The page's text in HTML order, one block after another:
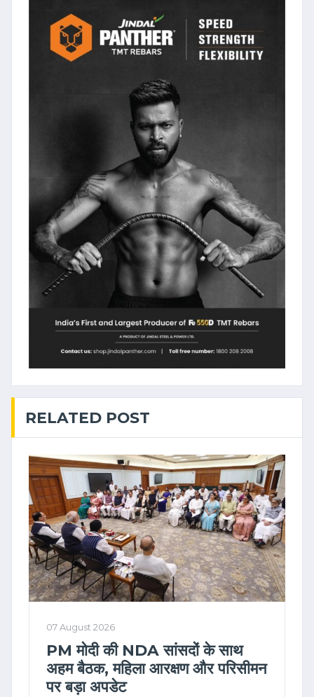
RELATED POST
07 August 2026
PM मोदी की NDA सांसदों के साथ
अहम बैठक, महिला आरक्षण और परिसीमन
पर बड़ा अपडेट